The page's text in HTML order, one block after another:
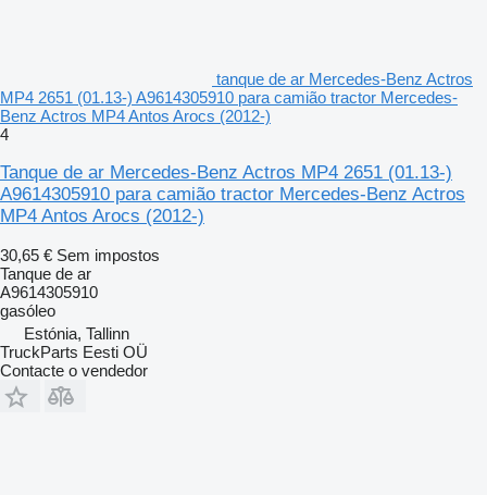
tanque de ar Mercedes-Benz Actros
MP4 2651 (01.13-) A9614305910 para camião tractor Mercedes-
Benz Actros MP4 Antos Arocs (2012-)
4
Tanque de ar Mercedes-Benz Actros MP4 2651 (01.13-)
A9614305910 para camião tractor Mercedes-Benz Actros
MP4 Antos Arocs (2012-)
30,65 € Sem impostos
Tanque de ar
A9614305910
gasóleo
Estónia, Tallinn
TruckParts Eesti OÜ
Contacte o vendedor